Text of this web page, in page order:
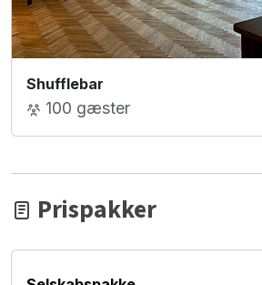
Shufflebar
100 gæster
Prispakker